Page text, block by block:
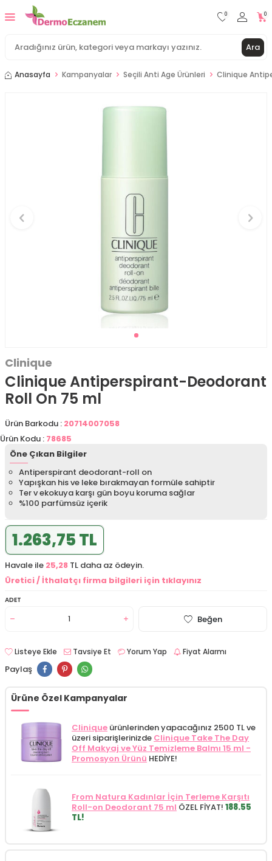
Ara
0 0
Anasayfa Kampanyalar Seçili Anti Age Ürünleri Clinique
Clinique
Clinique Antiperspirant-Deodorant
Roll On 75 ml
Ürün Barkodu : 20714007058
Ürün Kodu : 78685
Öne Çıkan Bilgiler
Antiperspirant deodorant-roll on
Yapışkan his ve leke bırakmayan formüle sahiptir
Ter v ekokuya karşı gün boyu koruma sağlar
%100 parfümsüz içerik
1.263,75 TL
Havale ile 25,28 TL daha az ödeyin.
Üretici / İthalatçı firma bilgileri için tıklayınız
ADET
Beğen
Listeye Ekle Tavsiye Et Yorum Yap Fiyat Alarmı
Paylaş
Ürüne Özel Kampanyalar
Clinique ürünlerinden yapacağınız 2500 TL ve
üzeri siparişlerinizde Clinique Take The Day
Off Makyaj ve Yüz Temizleme Balmı 15 ml -
Promosyon Ürünü HEDİYE!
From Natura Kadınlar İçin Terleme Karşıtı
Roll-on Deodorant 75 ml ÖZEL FİYAT! 188.55
TL!